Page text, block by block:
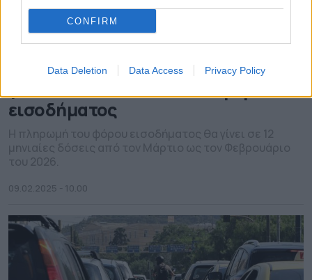
CONFIRM
Data Deletion Data Access Privacy Policy
Ξεκίνησε η αντίστροφη μέτρηση
εισοδήματος
09.02.2025 - 10.00